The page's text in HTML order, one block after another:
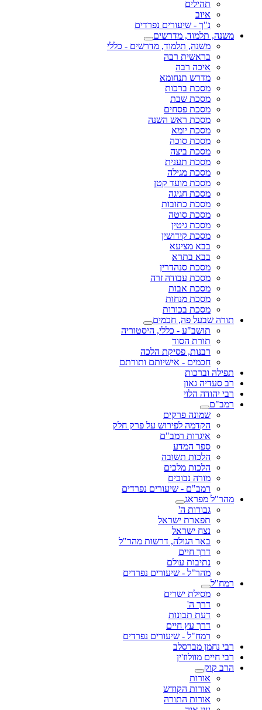
תהילים
איוב
נ"ך - שיעורים נפרדים
משנה, תלמוד, מדרשים
משנה, תלמוד, מדרשים - כללי
בראשית רבה
איכה רבה
מדרש תנחומא
מסכת ברכות
מסכת שבת
מסכת פסחים
מסכת ראש השנה
מסכת יומא
מסכת סוכה
מסכת ביצה
מסכת תענית
מסכת מגילה
מסכת מועד קטן
מסכת חגיגה
מסכת כתובות
מסכת סוטה
מסכת גיטין
מסכת קידושין
בבא מציעא
בבא בתרא
מסכת סנהדרין
מסכת עבודה זרה
מסכת אבות
מסכת מנחות
מסכת בכורות
תורה שבעל פה, חכמים
תושב"ע - כללי, היסטוריה
תורת הסוד
רבנות, פסיקת הלכה
חכמים - אישיותם ותורתם
תפילה וברכות
רב סעדיה גאון
רבי יהודה הלוי
רמב"ם
שמונה פרקים
הקדמה לפירוש על פרק חלק
איגרות רמב"ם
ספר המדע
הלכות תשובה
הלכות מלכים
מורה נבוכים
רמב"ם - שיעורים נפרדים
מהר"ל מפראג
גבורות ה'
תפארת ישראל
נצח ישראל
באר הגולה, דרשות מהר"ל
דרך חיים
נתיבות עולם
מהר"ל - שיעורים נפרדים
רמח"ל
מסילת ישרים
דרך ה'
דעת תבונות
דרך עץ חיים
רמח"ל - שיעורים נפרדים
רבי נחמן מברסלב
רבי חיים מוולוז'ין
הרב קוק
אורות
אורות הקודש
אורות התורה